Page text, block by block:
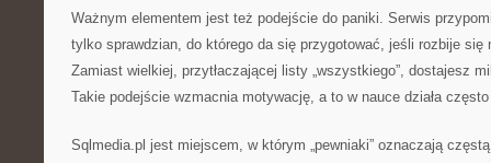
Ważnym elementem jest też podejście do paniki. Serwis
tylko sprawdzian, do którego da się przygotować, jeśli rozbije się
Zamiast wielkiej, przytłaczającej listy „wszystkiego”, dostajesz
Takie podejście wzmacnia motywację, a to w nauce działa
Sqlmedia.pl jest miejscem, w którym „pewniaki” oznaczają